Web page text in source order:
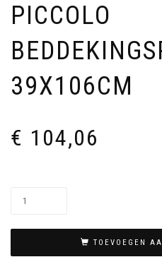
PICCOLO
39X106CM
€ 104,06
TOEVOEGEN